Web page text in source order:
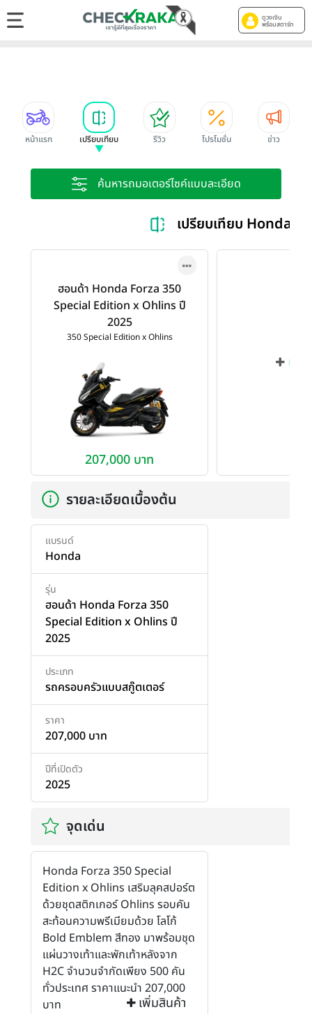
ดูวงเงิน
พร้อมสตาร์ท
หน้าแรก เปรียบเทียบ รีวิว โปรโมชั่น ข่าว
ค้นหารถมอเตอร์ไซค์แบบละเอียด
เปรียบเทียบ Honda
ฮอนด้า Honda Forza 350
Special Edition x Ohlins ปี
2025
350 Special Edition x Ohlins
207,000 บาท
เพิ่
เพิ่มสินค้า
รายละเอียดเบื้องต้น
แบรนด์
Honda
รุ่น
ฮอนด้า Honda Forza 350
Special Edition x Ohlins ปี
2025
ประเภท
รถครอบครัวแบบสกู๊ตเตอร์
ราคา
207,000 บาท
ปีที่เปิดตัว
2025
จุดเด่น
Honda Forza 350 Special
Edition x Ohlins เสริมลุคสปอร์ต
ด้วยชุดสติกเกอร์ Ohlins รอบคัน
สะท้อนความพรีเมียมด้วย โลโก้
Bold Emblem สีทอง มาพร้อมชุด
แผ่นวางเท้าและพักเท้าหลังจาก
H2C จำนวนจำกัดเพียง 500 คัน
ทั่วประเทศ ราคาแนะนำ 207,000
บาท